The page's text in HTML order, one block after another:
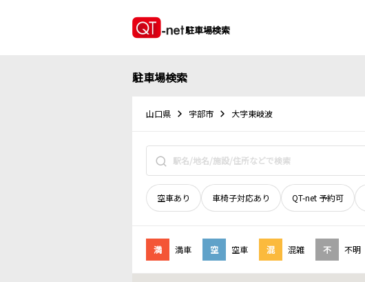
駐車場検索
駐車場検索
山口県 宇部市 大字東岐波
空車あり 車椅子対応あり QT-net 予約可
満 満車 空 空車 混 混雑 不 不明